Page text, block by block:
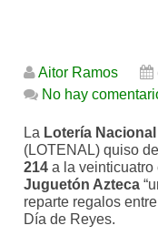
Aitor Ramos
No hay
La Lotería
(LOTENAL) quiso
214 a la veinticuatro
Juguetón Azteca
reparte regalos
Día de Reyes.